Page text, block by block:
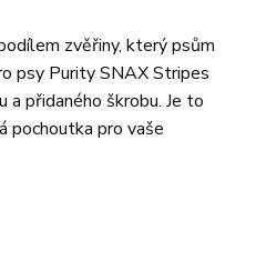
zvěřiny, který psům
psy Purity SNAX Stripes
a přidaného škrobu. Je to
pochoutka pro vaše